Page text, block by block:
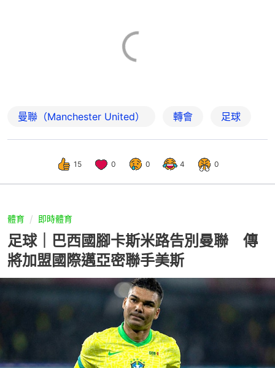
曼聯（Manchester United） 轉會 足球
15 0 0 4 0
體育 即時體育
足球｜巴西國腳卡斯米路告別曼聯 傳
將加盟國際邁亞密聯手美斯